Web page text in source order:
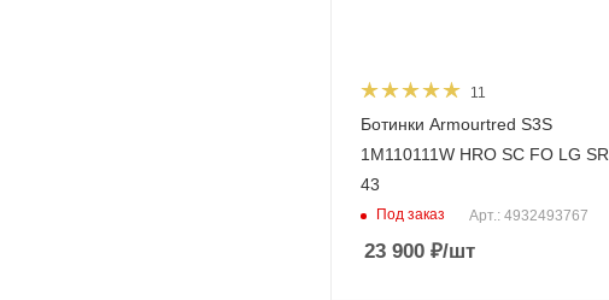
11
Ботинки Armourtred S3S
1M110111W HRO SC FO LG SR
43
Под заказ Арт.: 4932493767
23 900 ₽/шт